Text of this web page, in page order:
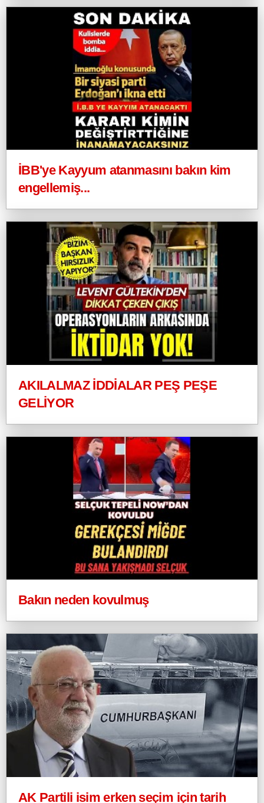
İBB'ye Kayyum atanmasını bakın kim
engellemiş...
AKILALMAZ İDDİALAR PEŞ PEŞE
GELİYOR
Bakın neden kovulmuş
AK Partili isim erken seçim için tarih